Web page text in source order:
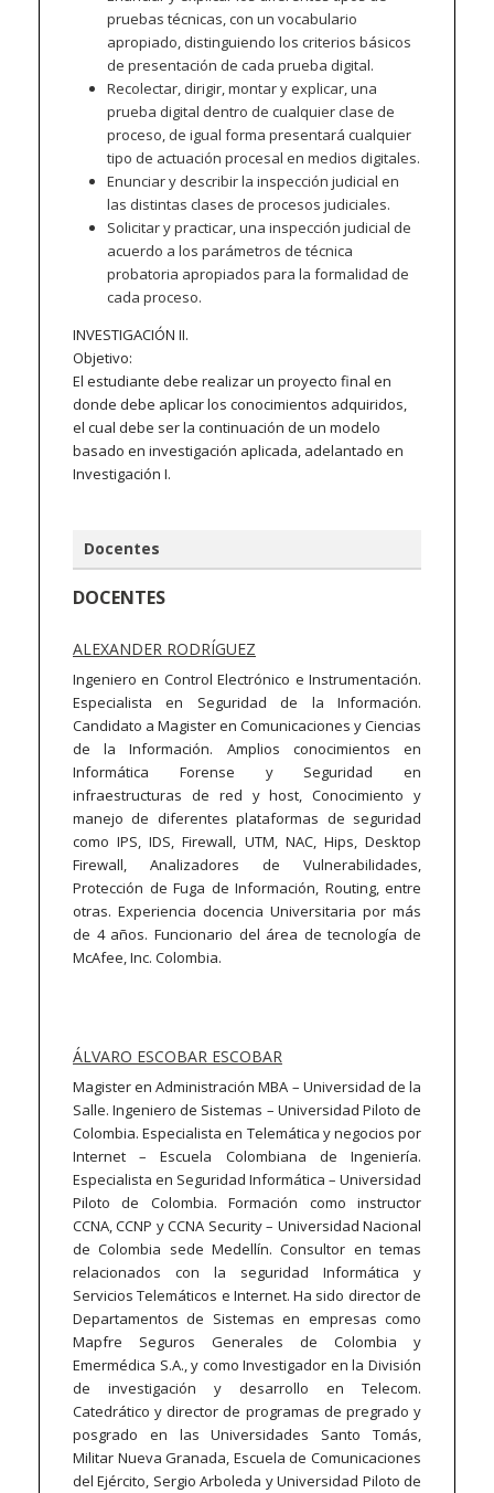
pruebas técnicas, con un vocabulario
apropiado, distinguiendo los criterios básicos
de presentación de cada prueba digital.
Recolectar, dirigir, montar y explicar, una
prueba digital dentro de cualquier clase de
proceso, de igual forma presentará cualquier
tipo de actuación procesal en medios digitales.
Enunciar y describir la inspección judicial en
las distintas clases de procesos judiciales.
Solicitar y practicar, una inspección judicial de
acuerdo a los parámetros de técnica
probatoria apropiados para la formalidad de
cada proceso.
INVESTIGACIÓN II.
Objetivo:
El estudiante debe realizar un proyecto final en
donde debe aplicar los conocimientos adquiridos,
el cual debe ser la continuación de un modelo
basado en investigación aplicada, adelantado en
Investigación I.
Docentes
DOCENTES
ALEXANDER RODRÍGUEZ
Ingeniero en Control Electrónico e Instrumentación.
Especialista en Seguridad de la Información.
Candidato a Magister en Comunicaciones y Ciencias
de la Información. Amplios conocimientos en
Informática Forense y Seguridad en
infraestructuras de red y host, Conocimiento y
manejo de diferentes plataformas de seguridad
como IPS, IDS, Firewall, UTM, NAC, Hips, Desktop
Firewall, Analizadores de Vulnerabilidades,
Protección de Fuga de Información, Routing, entre
otras. Experiencia docencia Universitaria por más
de 4 años. Funcionario del área de tecnología de
McAfee, Inc. Colombia.
ÁLVARO ESCOBAR ESCOBAR
Magister en Administración MBA – Universidad de la
Salle. Ingeniero de Sistemas – Universidad Piloto de
Colombia. Especialista en Telemática y negocios por
Internet – Escuela Colombiana de Ingeniería.
Especialista en Seguridad Informática – Universidad
Piloto de Colombia. Formación como instructor
CCNA, CCNP y CCNA Security – Universidad Nacional
de Colombia sede Medellín. Consultor en temas
relacionados con la seguridad Informática y
Servicios Telemáticos e Internet. Ha sido director de
Departamentos de Sistemas en empresas como
Mapfre Seguros Generales de Colombia y
Emermédica S.A., y como Investigador en la División
de investigación y desarrollo en Telecom.
Catedrático y director de programas de pregrado y
posgrado en las Universidades Santo Tomás,
Militar Nueva Granada, Escuela de Comunicaciones
del Ejército, Sergio Arboleda y Universidad Piloto de